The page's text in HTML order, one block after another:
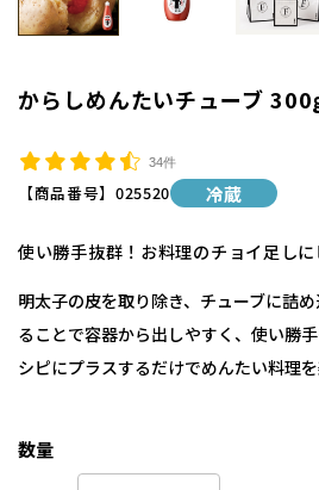
からしめんたいチューブ
34件
【商品番号】 025520 冷蔵
使い勝手抜群！お料理のチョイ足しに
明太子の皮を取り除き、チューブに詰
ることで容器から出しやすく、使い勝
シピにプラスするだけでめんたい料理を
数量